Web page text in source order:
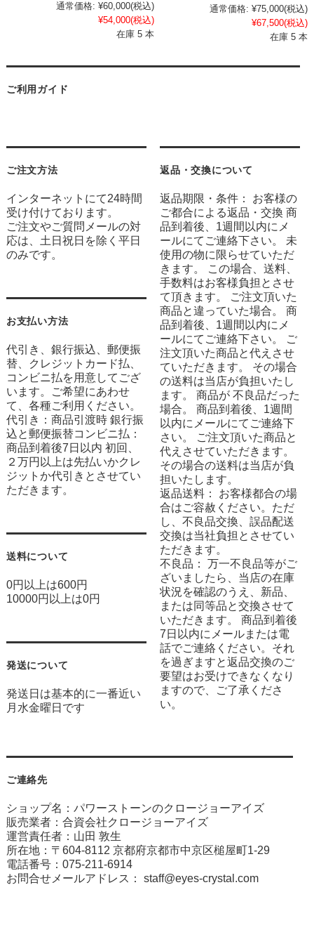
通常価格: ¥60,000(税込)
¥54,000(税込)
在庫 5 本
通常価格: ¥75,000(税込)
¥67,500(税込)
在庫 5 本
ご利用ガイド
ご注文方法
インターネットにて24時間
受け付けております。
ご注文やご質問メールの対
応は、土日祝日を除く平日
のみです。
お支払い方法
代引き、銀行振込、郵便振
替、クレジットカード払、
コンビニ払を用意してござ
います。ご希望にあわせ
て、各種ご利用ください。
代引き：商品引渡時 銀行振
込と郵便振替コンビニ払：
商品到着後7日以内 初回、
２万円以上は先払いかクレ
ジットか代引きとさせてい
ただきます。
送料について
0円以上は600円
10000円以上は0円
発送について
発送日は基本的に一番近い
月水金曜日です
返品・交換について
返品期限・条件： お客様の
ご都合による返品・交換 商
品到着後、1週間以内にメ
ールにてご連絡下さい。 未
使用の物に限らせていただ
きます。 この場合、送料、
手数料はお客様負担とさせ
て頂きます。 ご注文頂いた
商品と違っていた場合。 商
品到着後、1週間以内にメ
ールにてご連絡下さい。 ご
注文頂いた商品と代えさせ
ていただきます。 その場合
の送料は当店が負担いたし
ます。 商品が 不良品だった
場合。 商品到着後、1週間
以内にメールにてご連絡下
さい。 ご注文頂いた商品と
代えさせていただきます。
その場合の送料は当店が負
担いたします。
返品送料： お客様都合の場
合はご容赦ください。ただ
し、不良品交換、誤品配送
交換は当社負担とさせてい
ただきます。
不良品： 万一不良品等がご
ざいましたら、当店の在庫
状況を確認のうえ、新品、
または同等品と交換させて
いただきます。 商品到着後
7日以内にメールまたは電
話でご連絡ください。それ
を過ぎますと返品交換のご
要望はお受けできなくなり
ますので、ご了承くださ
い。
ご連絡先
ショップ名：パワーストーンのクロージョーアイズ
販売業者：合資会社クロージョーアイズ
運営責任者：山田 敦生
所在地：〒604-8112 京都府京都市中京区槌屋町1-29
電話番号：075-211-6914
お問合せメールアドレス： staff@eyes-crystal.com